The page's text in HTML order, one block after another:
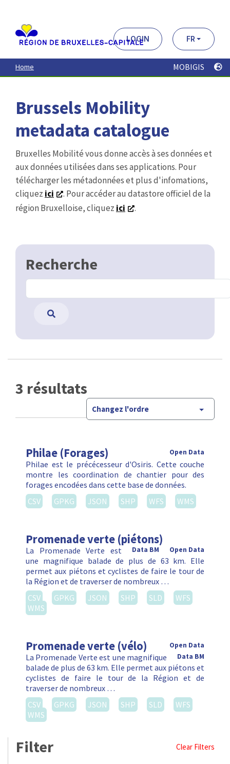
contenu
principal
LOGIN FR
Home MOBIGIS
Brussels Mobility
metadata catalogue
Bruxelles Mobilité vous donne accès à ses données et
aux données utilisées dans ses applications. Pour
télécharger les métadonnées et plus d'infomations,
cliquez ici
. Pour accéder au datastore officiel de la
région Bruxelloise, cliquez ici .
Recherche
3 résultats
Changez l'ordre
Philae (Forages) Open Data
Philae est le précécesseur d'Osiris. Cette couche
montre les coordination de chantier pour des
forages encodées dans cette base de données.
CSV
GPKG JSON SHP WFS WMS
Promenade verte (piétons)
Open Data
Data BM
La Promenade Verte est
une magnifique balade de plus de 63 km. Elle
permet aux piétons et cyclistes de faire le tour de
la Région et de traverser de nombreux …
CSV
GPKG JSON SHP SLD
WFS
WMS
Promenade verte (vélo)
Open Data
Data BM
La Promenade Verte est une magnifique
balade de plus de 63 km. Elle permet aux piétons et
cyclistes de faire le tour de la Région et de
traverser de nombreux …
CSV
GPKG JSON SHP SLD
WFS
WMS
Filter Clear Filters